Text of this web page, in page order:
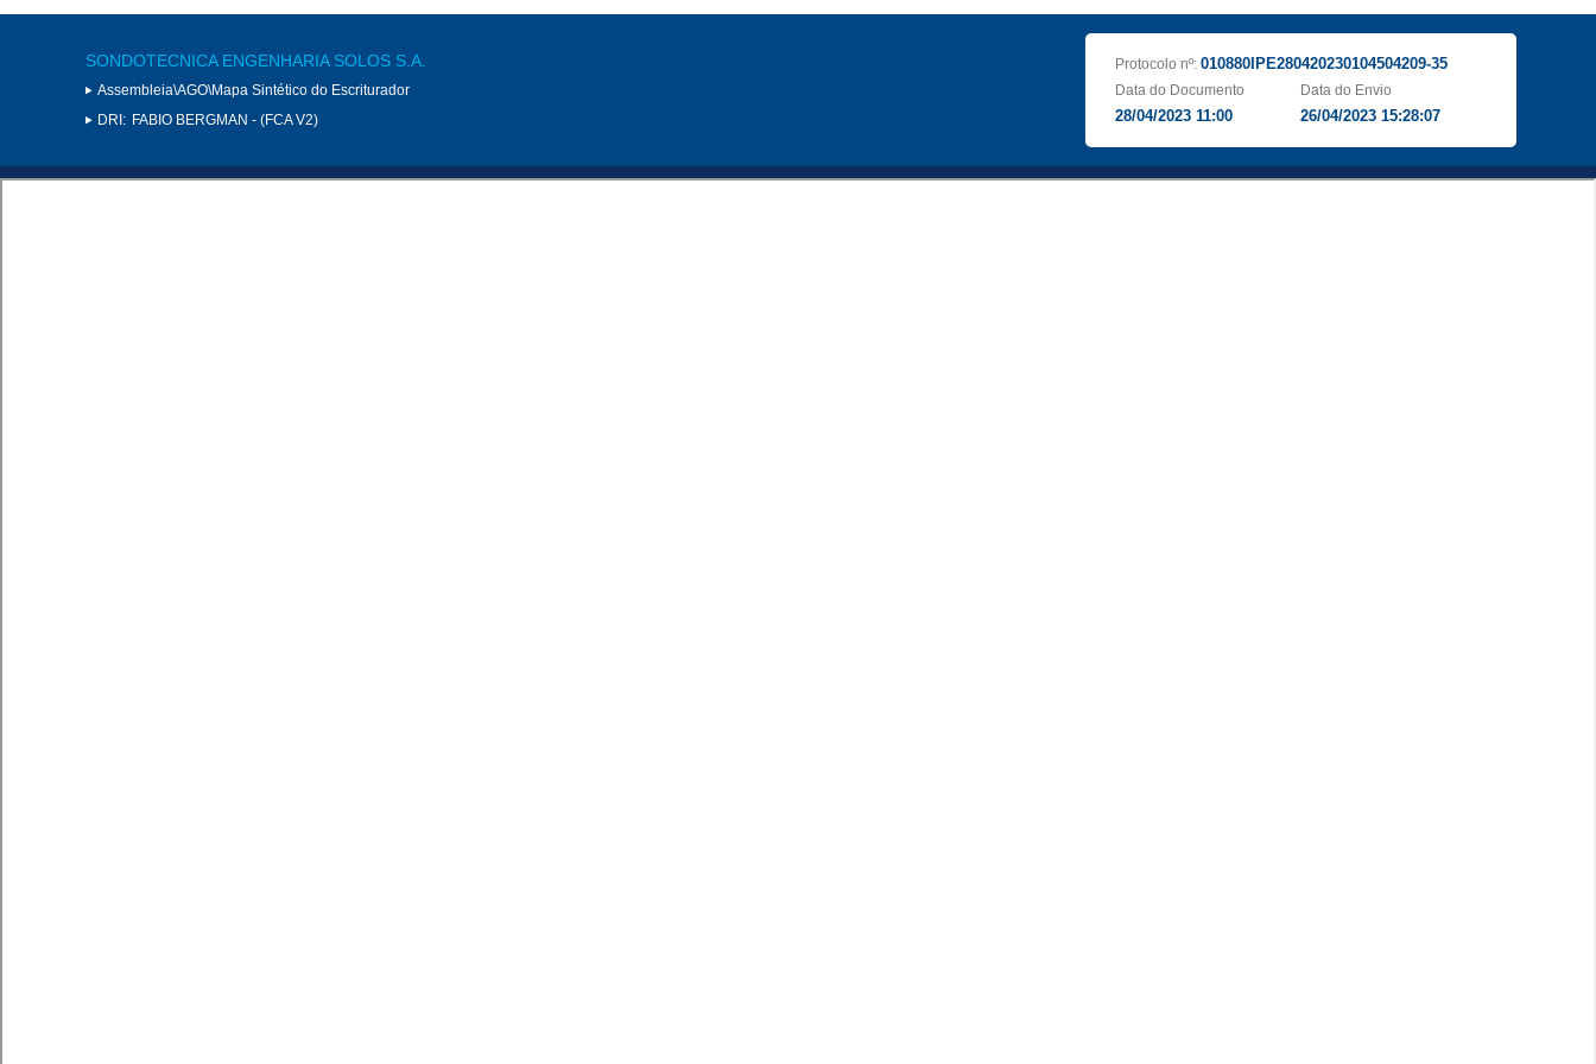
SONDOTECNICA ENGENHARIA SOLOS S.A.
Assembleia\AGO\Mapa Sintético do Escriturador
DRI: FABIO BERGMAN - (FCA V2)
Protocolo nº: 010880IPE280420230104504209-35
Data do Documento
28/04/2023 11:00
Data do Envio
26/04/2023 15:28:07